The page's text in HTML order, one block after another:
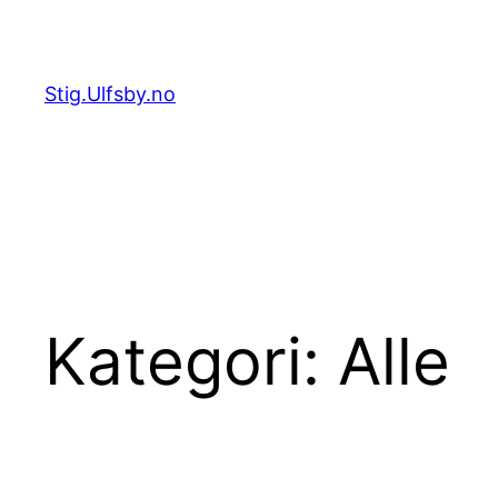
innhold
Stig.Ulfsby.no
Kategori: Alle